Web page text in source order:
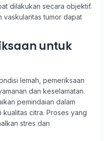
dilakukan secara objektif.
vaskularitas tumor dapat
untuk
lemah, pemeriksaan
dan keselamatan.
pemindaian dalam
citra. Proses yang
stres dan